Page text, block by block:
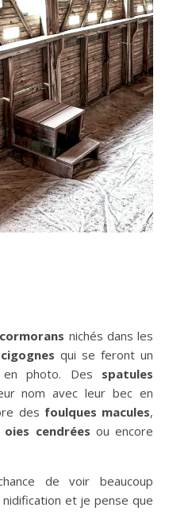
nichés dans les
cigognes qui se feront un
photo. Des spatules
nom avec leur bec en
des foulques macules,
oies cendrées ou encore
de voir beaucoup
et je pense que